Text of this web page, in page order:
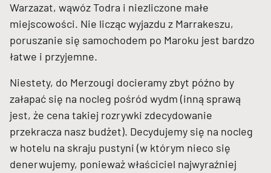
Warzazat, wąwóz Todra i niezliczone małe
miejscowości. Nie licząc wyjazdu z Marrakeszu,
poruszanie się samochodem po Maroku jest bardzo
łatwe i przyjemne.
Niestety, do Merzougi docieramy zbyt późno by
załapać się na nocleg pośród wydm (inną sprawą
jest, że cena takiej rozrywki zdecydowanie
przekracza nasz budżet). Decydujemy się na nocleg
w hotelu na skraju pustyni (w którym nieco się
denerwujemy, ponieważ właściciel najwyraźniej